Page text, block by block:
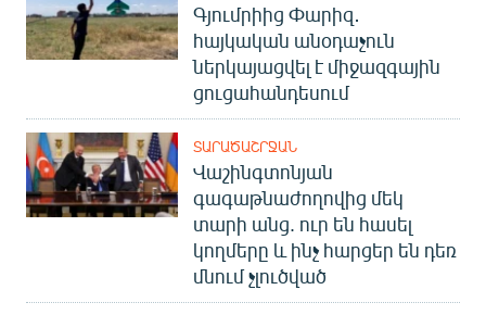
Գյումրիից Փարիզ․
հայկական անօդաչուն
ներկայացվել է միջազգային
ցուցահանդեսում
ՏԱՐԱԾԱՇՐՋԱՆ
Վաշինգտոնյան
գագաթնաժողովից մեկ
տարի անց. ուր են հասել
կողմերը և ինչ հարցեր են դեռ
մնում չլուծված